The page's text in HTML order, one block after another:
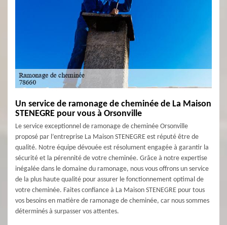
Un service de ramonage de cheminée de La Maison
STENEGRE pour vous à Orsonville
Le service exceptionnel de ramonage de cheminée Orsonville
proposé par l’entreprise La Maison STENEGRE est réputé être de
qualité. Notre équipe dévouée est résolument engagée à garantir la
sécurité et la pérennité de votre cheminée. Grâce à notre expertise
inégalée dans le domaine du ramonage, nous vous offrons un service
de la plus haute qualité pour assurer le fonctionnement optimal de
votre cheminée. Faites confiance à La Maison STENEGRE pour tous
vos besoins en matière de ramonage de cheminée, car nous sommes
déterminés à surpasser vos attentes.